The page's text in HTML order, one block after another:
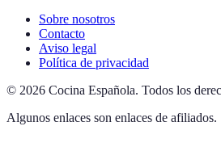
Sobre nosotros
Contacto
Aviso legal
Política de privacidad
© 2026 Cocina Española. Todos los
Algunos enlaces son enlaces de afiliados.